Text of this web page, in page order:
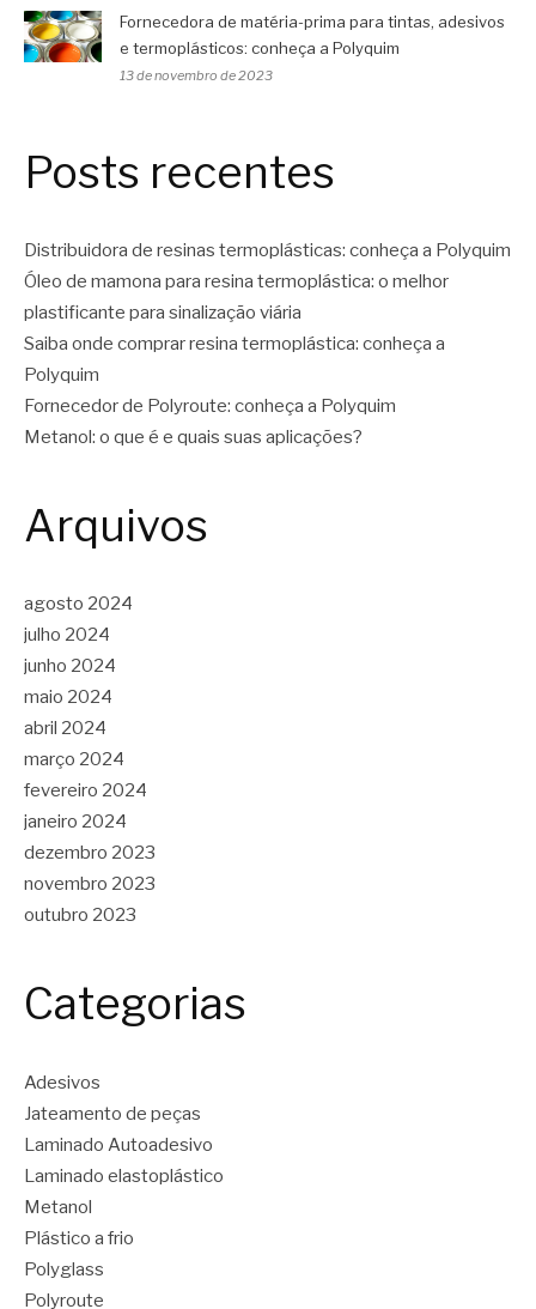
Fornecedora de matéria-prima para tintas, adesivos
e termoplásticos: conheça a Polyquim
13 de novembro de 2023
Posts recentes
Distribuidora de resinas termoplásticas: conheça a Polyquim
Óleo de mamona para resina termoplástica: o melhor
plastificante para sinalização viária
Saiba onde comprar resina termoplástica: conheça a
Polyquim
Fornecedor de Polyroute: conheça a Polyquim
Metanol: o que é e quais suas aplicações?
Arquivos
agosto 2024
julho 2024
junho 2024
maio 2024
abril 2024
março 2024
fevereiro 2024
janeiro 2024
dezembro 2023
novembro 2023
outubro 2023
Categorias
Adesivos
Jateamento de peças
Laminado Autoadesivo
Laminado elastoplástico
Metanol
Plástico a frio
Polyglass
Polyroute